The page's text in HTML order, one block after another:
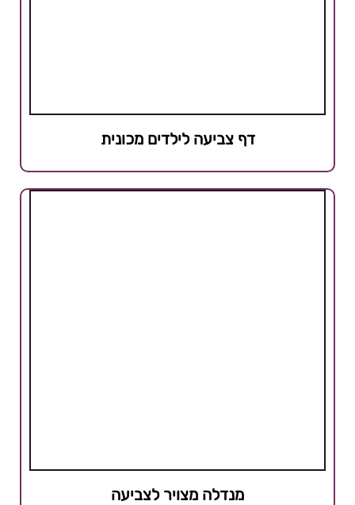
דף צביעה לילדים מכונית
מנדלה מצויר לצביעה